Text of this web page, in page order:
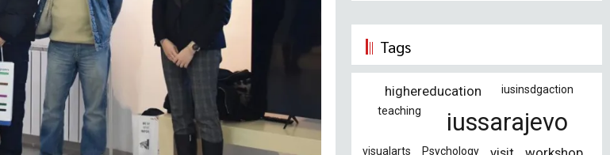
Tags
highereducation
iusinsdgaction
teaching
iussarajevo
visualarts Psychology